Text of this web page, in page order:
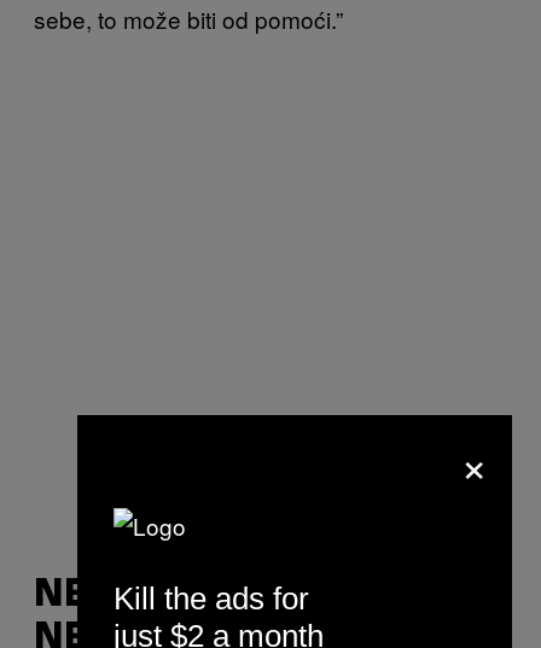
sebe, to može biti od pomoći.”
NE VOLIŠ KAD TI NEŠTO
NE IDE DOBRO I PREVIŠE
×
Kill the ads for
just $2 a month